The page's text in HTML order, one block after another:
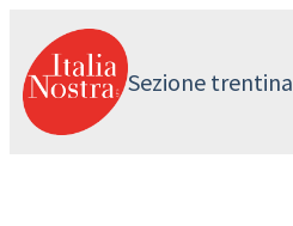
contenuto
Sezione trentina